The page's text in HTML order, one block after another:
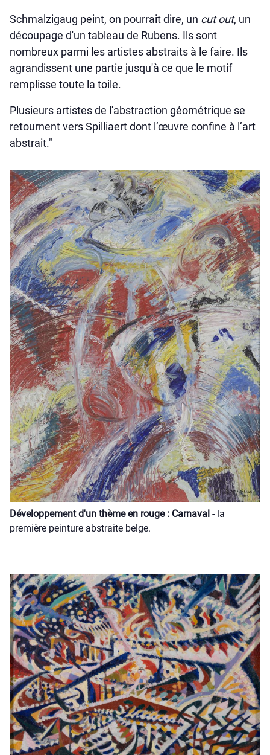
Schmalzigaug peint, on pourrait dire, un cut out, un
découpage d'un tableau de Rubens. Ils sont
nombreux parmi les artistes abstraits à le faire. Ils
agrandissent une partie jusqu'à ce que le motif
remplisse toute la toile.
Plusieurs artistes de l'abstraction géométrique se
retournent vers Spilliaert dont l’œuvre confine à l’art
abstrait."
Développement d'un thème en rouge : Carnaval - la
première peinture abstraite belge.